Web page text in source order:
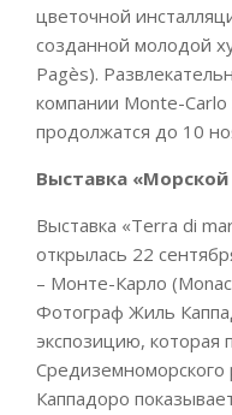
цветочной
созданной молодой
Pagès).
компании Monte-
продолжатся до 10
Выставка
Выставка «Terra di
открылась 22
– Монте-Карло
Фотограф Жиль
экспозицию, которая
Средиземноморского
Каппадоро